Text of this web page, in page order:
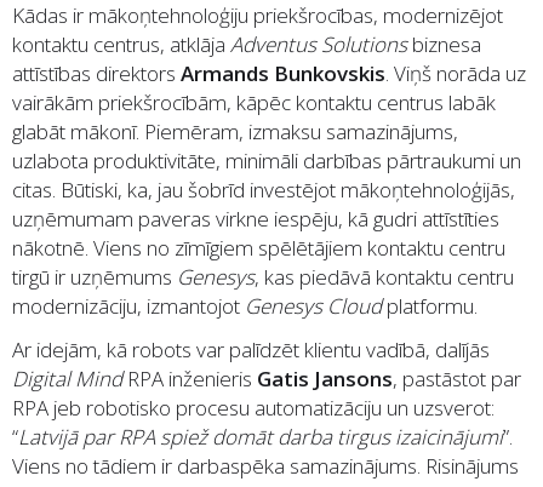
Kādas ir mākoņtehnoloģiju priekšrocības, modernizējot
kontaktu centrus, atklāja Adventus Solutionsbiznesa
attīstības direktors Armands Bunkovskis. Viņš norāda uz
vairākām priekšrocībām, kāpēc kontaktu centrus labāk
glabāt mākonī. Piemēram, izmaksu samazinājums,
uzlabota produktivitāte, minimāli darbības pārtraukumi un
citas. Būtiski, ka, jau šobrīd investējot mākoņtehnoloģijās,
uzņēmumam paveras virkne iespēju, kā gudri attīstīties
nākotnē. Viens no zīmīgiem spēlētājiem kontaktu centru
tirgū ir uzņēmums Genesys, kas piedāvā kontaktu centru
modernizāciju, izmantojot Genesys Cloudplatformu.
Ar idejām, kā robots var palīdzēt klientu vadībā, dalījās
Digital MindRPA inženieris Gatis Jansons, pastāstot par
RPA jeb robotisko procesu automatizāciju un uzsverot:
“Latvijā par RPA spiež domāt darba tirgus izaicinājumi”.
Viens no tādiem ir darbaspēka samazinājums. Risinājums